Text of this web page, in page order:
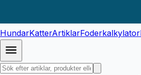
HundarKatterArtiklarFoderkalkylator